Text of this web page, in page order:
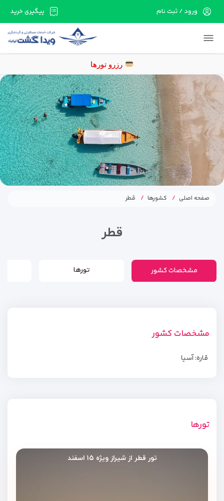
در حال حاضر ارتباط با سرور قطع می باشد لطفا
رزرو تورهای اق
پیگیری خرید ورود / ثبت نام
صفحه اصلی کشورها قطر
قطر
مشخصات کشور تورها
مشخصات کشور
قاره: آسیا
تورها
تور قطر از شیراز ویژه ۱۵ اسفند